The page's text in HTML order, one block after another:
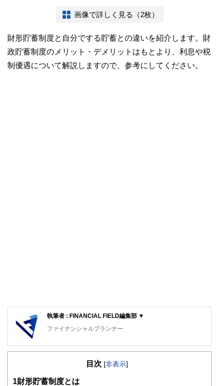
画像で詳しく見る（2枚）
財形貯蓄制度と自分でする貯蓄との違いを紹介します。財
政貯蓄制度のメリット・デメリットはもとより、利息や税
制優遇について解説しますので、参考にしてください。
執筆者 : FINANCIAL FIELD編集部 ▼
ファイナンシャルプランナー
FinancialField編集部は、金融、経済に関する記事を、日々
知識がない方でも理解できるようわかりやすく発信していま
目次 [非表示]
1 財形貯蓄制度とは